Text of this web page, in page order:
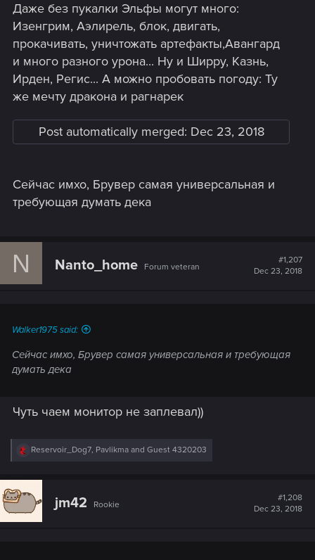
Даже без пукалки Эльфы могут много:
Изенгрим, Аэлирель, блок, двигать,
прокачивать, уничтожать артефакты,Авангард
и много разного урона... Ну и Ширру, Казнь,
Ирден, Регис... А можно пробовать погоду: Ту
же мечту дракона и рагнарек
Post automatically merged: Dec 23, 2018
Сейчас имхо, Брувер самая универсальная и
требующая думать дека
N Nanto_home Forum veteran
#1,207
Dec 23, 2018
Walker1975 said:
Сейчас имхо, Брувер самая универсальная и требующая
думать дека
Чуть чаем монитор не заплевал))
R
c
t
o
Reservoir_Dog7, Pavlikma and Guest 4320203
jm42 Rookie
#1,208
Dec 23, 2018